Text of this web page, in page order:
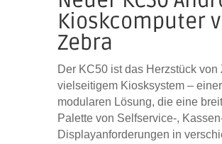
Kioskcomputer
Zebra
Der KC50 ist das Herzstück von
vielseitigem Kiosksystem – einer
modularen Lösung, die eine
Palette von Selfservice-,
Displayanforderungen in